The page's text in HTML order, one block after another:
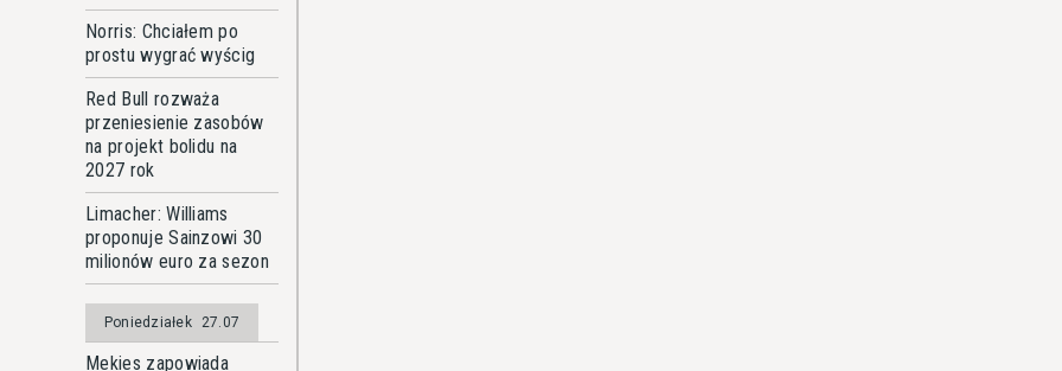
Norris: Chciałem po
prostu wygrać wyścig
Red Bull rozważa
przeniesienie zasobów
na projekt bolidu na
2027 rok
Limacher: Williams
proponuje Sainzowi 30
milionów euro za sezon
Poniedziałek 27.07
Mekies zapowiada